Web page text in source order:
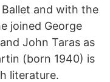
and with the
joined George
John Taras as
(born 1940) is
literature.